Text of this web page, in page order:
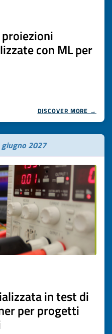
con ML per
DISCOVER MORE →
2027
in test di
per progetti